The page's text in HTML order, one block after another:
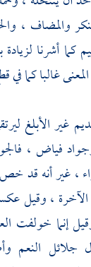
والمضاف ،
كما أشرنا لزيادة
غالبا كما
غير الأبلغ
فياض ،
، غير أنه قد
، وقيل
إنما خولفت
جلائل النعم